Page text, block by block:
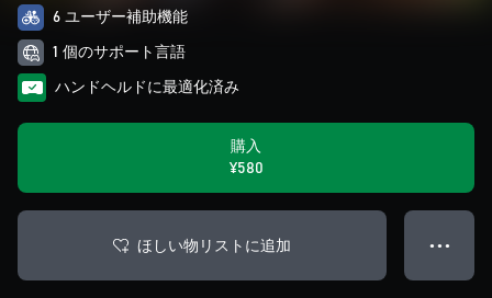
6 ユーザー補助機能
1 個のサポート言語
ハンドヘルドに最適化済み
購入
¥580
ほしい物リストに追加 ● ● ●